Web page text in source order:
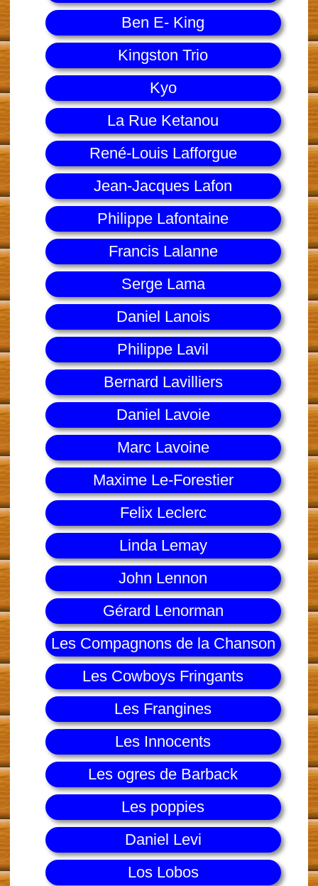
Ben E- King
Kingston Trio
Kyo
La Rue Ketanou
René-Louis Lafforgue
Jean-Jacques Lafon
Philippe Lafontaine
Francis Lalanne
Serge Lama
Daniel Lanois
Philippe Lavil
Bernard Lavilliers
Daniel Lavoie
Marc Lavoine
Maxime Le-Forestier
Felix Leclerc
Linda Lemay
John Lennon
Gérard Lenorman
Les Compagnons de la Chanson
Les Cowboys Fringants
Les Frangines
Les Innocents
Les ogres de Barback
Les poppies
Daniel Levi
Los Lobos